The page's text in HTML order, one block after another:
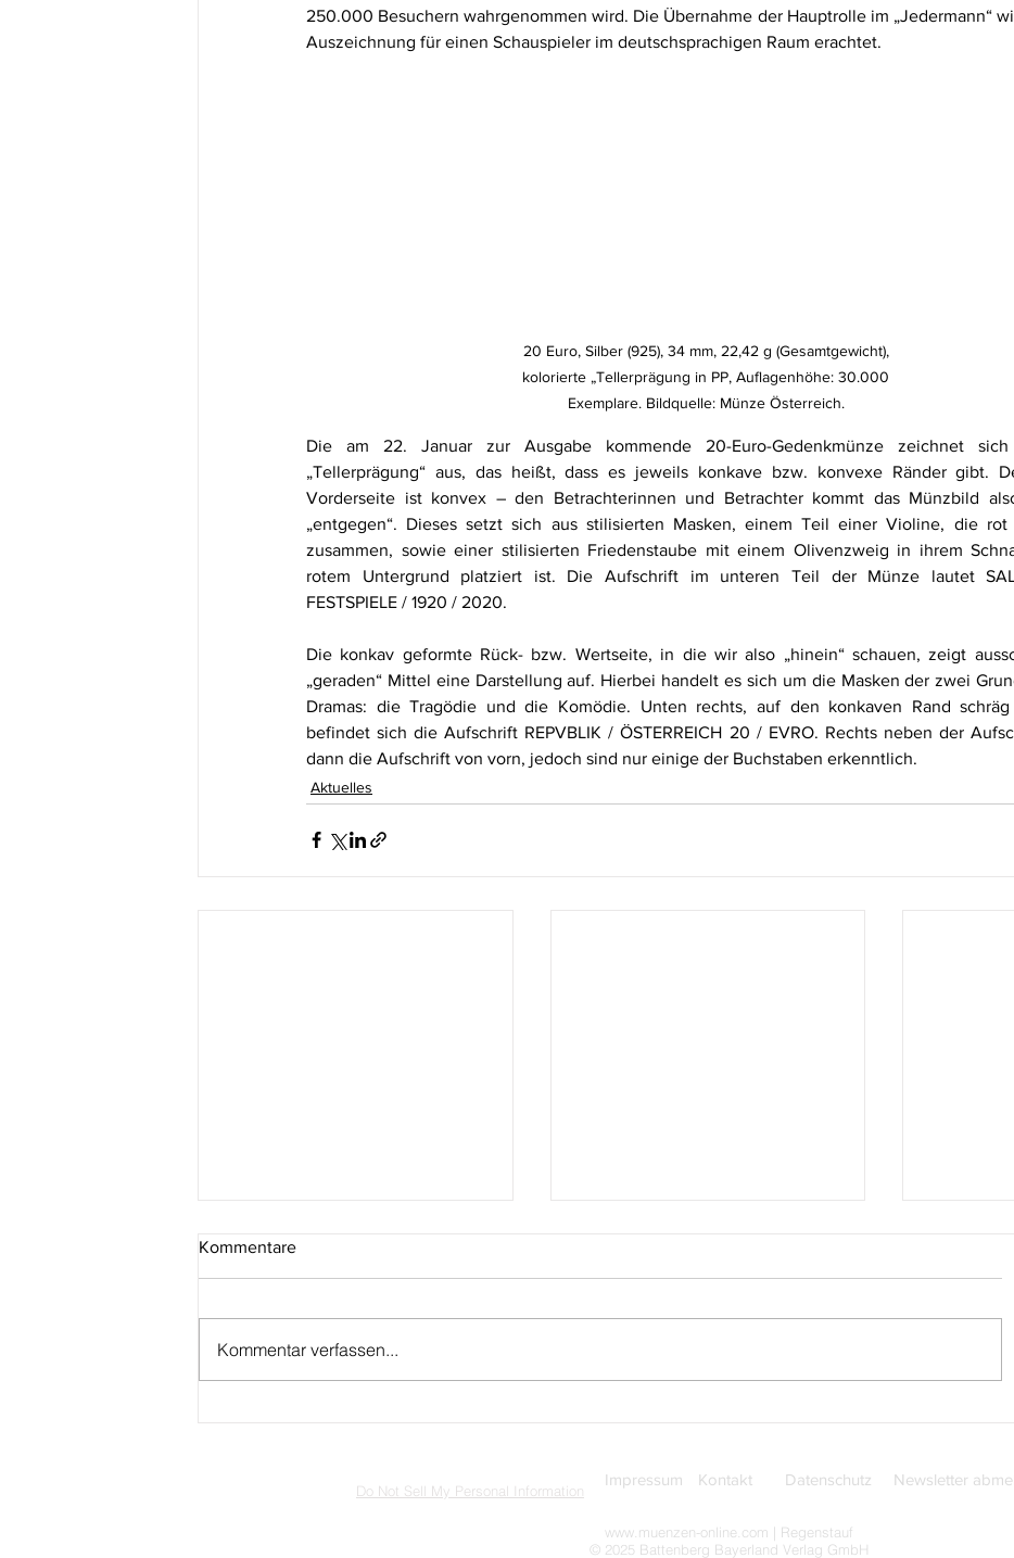
250.000 Besuchern wahrgenommen wird. Die Übernahme der Hauptrolle im „Jedermann“
Auszeichnung für einen Schauspieler im deutschsprachigen Raum erachtet.
20 Euro, Silber (925), 34 mm, 22,42 g (Gesamtgewicht),
kolorierte „Tellerprägung in PP, Auflagenhöhe: 30.000
Exemplare. Bildquelle: Münze Österreich.
Die am 22. Januar zur Ausgabe kommende 20-Euro-Gedenkmünze zeichnet
„Tellerprägung“ aus, das heißt, dass es jeweils konkave bzw. konvexe Ränder gibt.
Vorderseite ist konvex – den Betrachterinnen und Betrachter kommt das Münzbild
„entgegen“. Dieses setzt sich aus stilisierten Masken, einem Teil einer Violine, die
zusammen, sowie einer stilisierten Friedenstaube mit einem Olivenzweig in ihrem
rotem Untergrund platziert ist. Die Aufschrift im unteren Teil der Münze lautet
FESTSPIELE / 1920 / 2020.
Die konkav geformte Rück- bzw. Wertseite, in die wir also „hinein“ schauen, zeigt
„geraden“ Mittel eine Darstellung auf. Hierbei handelt es sich um die Masken der zwei
Dramas: die Tragödie und die Komödie. Unten rechts, auf den konkaven Rand
befindet sich die Aufschrift REPVBLIK / ÖSTERREICH 20 / EVRO. Rechts neben der
dann die Aufschrift von vorn, jedoch sind nur einige der Buchstaben erkenntlich.
Aktuelles
Norden
Kommentare
Kommentar verfassen...
Do Not Sell My Personal Information
Impressum Kontakt Datenschutz Newsletter
www.muenzen-online.com | Regenstauf
© 2025 Battenberg Bayerland Verlag GmbH